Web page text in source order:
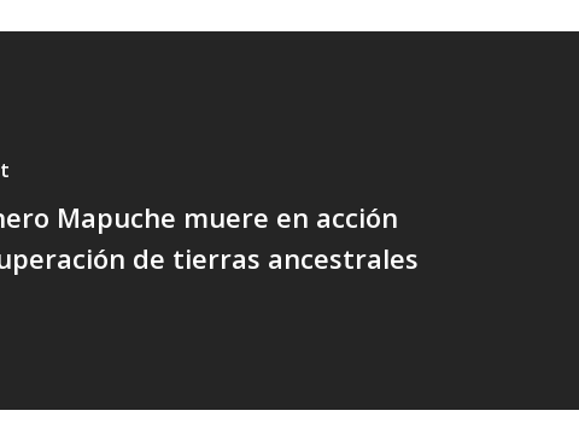
Mapuche muere en acción
de tierras ancestrales